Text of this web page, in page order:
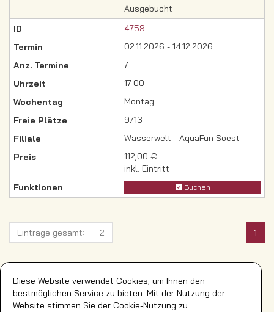
Ausgebucht
4759
02.11.2026 - 14.12.2026
7
17:00
Montag
9/13
Wasserwelt - AquaFun Soest
112,00 €
inkl. Eintritt
Buchen
1
Einträge gesamt: 2
Einträge pro Seite: 20 40 60 80
Diese Website verwendet Cookies, um Ihnen den
bestmöglichen Service zu bieten. Mit der Nutzung der
Website stimmen Sie der Cookie-Nutzung zu